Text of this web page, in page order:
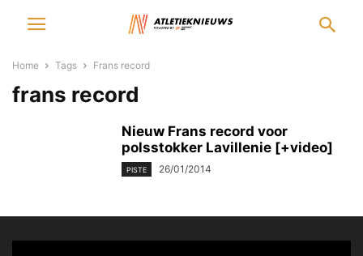
Home Tags Frans record
frans record
Nieuw Frans record voor
polsstokker Lavillenie [+video]
PISTE 26/01/2014